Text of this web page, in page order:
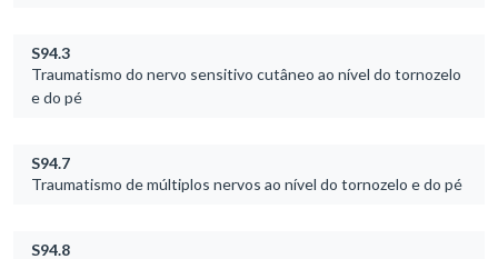
S94.3
Traumatismo do nervo sensitivo cutâneo ao nível do tornozelo
e do pé
S94.7
Traumatismo de múltiplos nervos ao nível do tornozelo e do pé
S94.8